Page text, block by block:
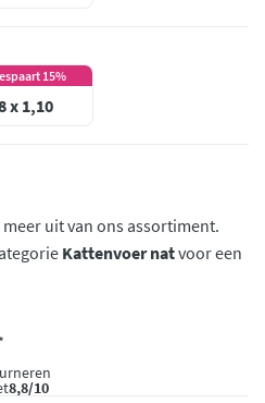
15%
x 1,10
uit van ons assortiment.
Kattenvoer natvoor een
8,8/10